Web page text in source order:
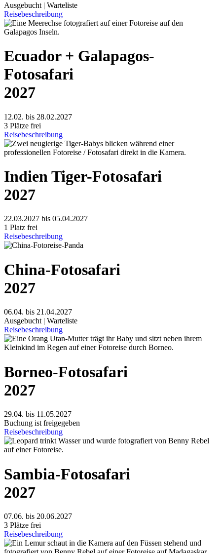
Ausgebucht | Warteliste
Reisebeschreibung
Ecuador + Galapagos-
Fotosafari
2027
12.02. bis 28.02.2027
3 Plätze frei
Reisebeschreibung
Indien Tiger-Fotosafari
2027
22.03.2027 bis 05.04.2027
1 Platz frei
Reisebeschreibung
China-Fotosafari
2027
06.04. bis 21.04.2027
Ausgebucht | Warteliste
Reisebeschreibung
Borneo-Fotosafari
2027
29.04. bis 11.05.2027
Buchung ist freigegeben
Reisebeschreibung
Sambia-Fotosafari
2027
07.06. bis 20.06.2027
3 Plätze frei
Reisebeschreibung